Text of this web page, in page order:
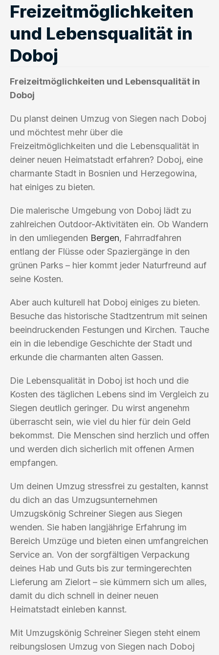
Freizeitmöglichkeiten
und Lebensqualität in
Doboj
Freizeitmöglichkeiten und Lebensqualität in
Doboj
Du planst deinen Umzug von Siegen nach Doboj
und möchtest mehr über die
Freizeitmöglichkeiten und die Lebensqualität in
deiner neuen Heimatstadt erfahren? Doboj, eine
charmante Stadt in Bosnien und Herzegowina,
hat einiges zu bieten.
Die malerische Umgebung von Doboj lädt zu
zahlreichen Outdoor-Aktivitäten ein. Ob Wandern
in den umliegenden Bergen, Fahrradfahren
entlang der Flüsse oder Spaziergänge in den
grünen Parks – hier kommt jeder Naturfreund auf
seine Kosten.
Aber auch kulturell hat Doboj einiges zu bieten.
Besuche das historische Stadtzentrum mit seinen
beeindruckenden Festungen und Kirchen. Tauche
ein in die lebendige Geschichte der Stadt und
erkunde die charmanten alten Gassen.
Die Lebensqualität in Doboj ist hoch und die
Kosten des täglichen Lebens sind im Vergleich zu
Siegen deutlich geringer. Du wirst angenehm
überrascht sein, wie viel du hier für dein Geld
bekommst. Die Menschen sind herzlich und offen
und werden dich sicherlich mit offenen Armen
empfangen.
Um deinen Umzug stressfrei zu gestalten, kannst
du dich an das Umzugsunternehmen
Umzugskönig Schreiner Siegen aus Siegen
wenden. Sie haben langjährige Erfahrung im
Bereich Umzüge und bieten einen umfangreichen
Service an. Von der sorgfältigen Verpackung
deines Hab und Guts bis zur termingerechten
Lieferung am Zielort – sie kümmern sich um alles,
damit du dich schnell in deiner neuen
Heimatstadt einleben kannst.
Mit Umzugskönig Schreiner Siegen steht einem
reibungslosen Umzug von Siegen nach Doboj